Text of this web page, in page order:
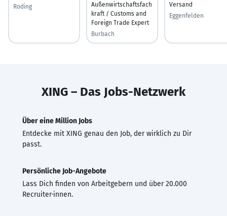
Roding
Außenwirtschaftsfach
kraft / Customs and
Foreign Trade Expert
Burbach
Versand
Eggenfelden
XING – Das Jobs-Netzwerk
Über eine Million Jobs
Entdecke mit XING genau den Job, der wirklich zu Dir
passt.
Persönliche Job-Angebote
Lass Dich finden von Arbeitgebern und über 20.000
Recruiter·innen.